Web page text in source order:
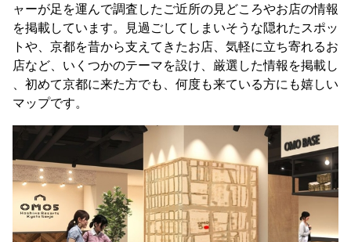
ャーが足を運んで調査したご近所の見どころやお店の情報
を掲載しています。見過ごしてしまいそうな隠れたスポッ
トや、京都を昔から支えてきたお店、気軽に立ち寄れるお
店など、いくつかのテーマを設け、厳選した情報を掲載し
、初めて京都に来た方でも、何度も来ている方にも嬉しい
マップです。